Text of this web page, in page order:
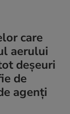
care
aerului
deşeuri
de
agenţi